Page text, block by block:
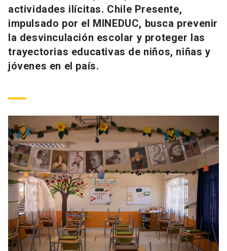
Futuros estudiantes
Estudiantes
Académicos
Padres y familia
Vecinos launch
Go to english site launch
ACCESOS DIRECTOS
Admisión launch
Correo UC
Mi Portal UC launch
Medios Biblioteca
Donaciones launch
actividades ilícitas. Chile Presente,
impulsado por el MINEDUC, busca prevenir
la desvinculación escolar y proteger las
trayectorias educativas de niños, niñas y
jóvenes en el país.